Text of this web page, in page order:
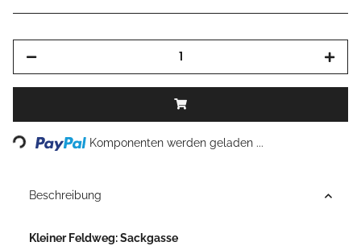
Loading... Komponenten werden geladen ...
Beschreibung
Kleiner Feldweg: Sackgasse